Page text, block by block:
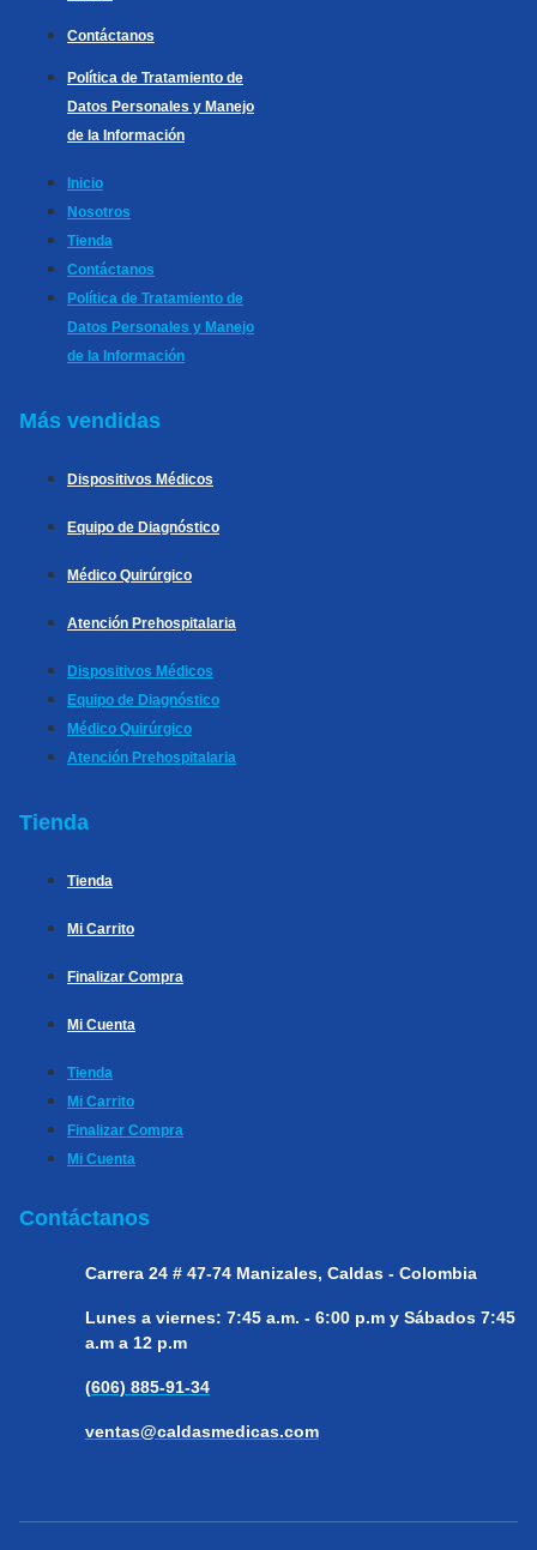
Contáctanos
Política de Tratamiento de
Datos Personales y Manejo
de la Información
Inicio
Nosotros
Tienda
Contáctanos
Política de Tratamiento de
Datos Personales y Manejo
de la Información
Más vendidas
Dispositivos Médicos
Equipo de Diagnóstico
Médico Quirúrgico
Atención Prehospitalaria
Dispositivos Médicos
Equipo de Diagnóstico
Médico Quirúrgico
Atención Prehospitalaria
Tienda
Tienda
Mi Carrito
Finalizar Compra
Mi Cuenta
Tienda
Mi Carrito
Finalizar Compra
Mi Cuenta
Contáctanos
Carrera 24 # 47-74 Manizales, Caldas - Colombia
Lunes a viernes: 7:45 a.m. - 6:00 p.m y Sábados 7:45
a.m a 12 p.m
(606) 885-91-34
ventas@caldasmedicas.com